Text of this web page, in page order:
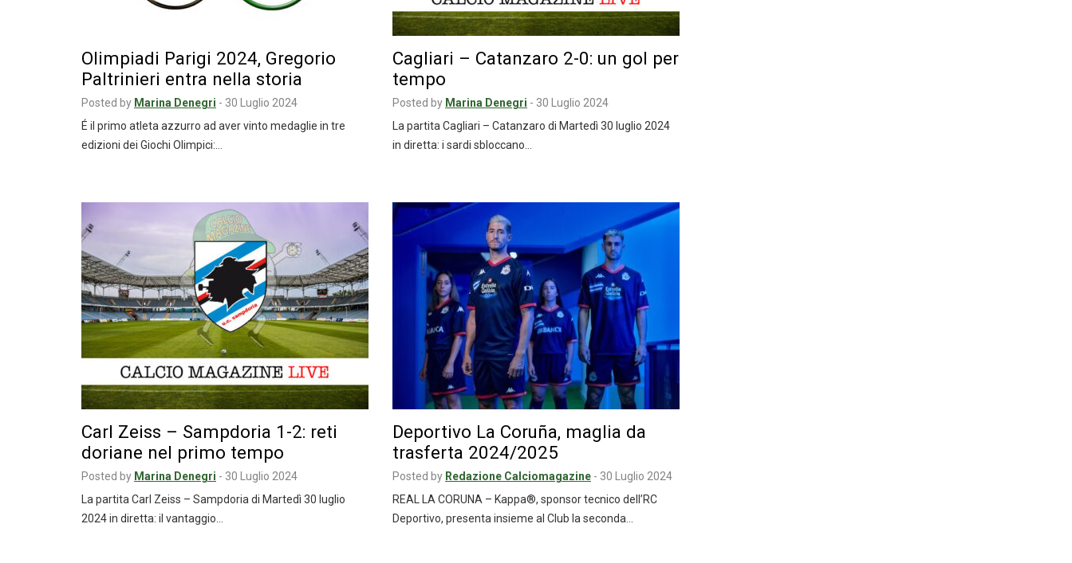
Olimpiadi Parigi 2024, Gregorio
Paltrinieri entra nella storia
Posted by Marina Denegri - 30 Luglio 2024
É il primo atleta azzurro ad aver vinto medaglie in tre
edizioni dei Giochi Olimpici:…
Cagliari – Catanzaro 2-0: un gol per
tempo
Posted by Marina Denegri - 30 Luglio 2024
La partita Cagliari – Catanzaro di Martedì 30 luglio 2024
in diretta: i sardi sbloccano…
Carl Zeiss – Sampdoria 1-2: reti
doriane nel primo tempo
Posted by Marina Denegri - 30 Luglio 2024
La partita Carl Zeiss – Sampdoria di Martedì 30 luglio
2024 in diretta: il vantaggio…
Deportivo La Coruña, maglia da
trasferta 2024/2025
Posted by Redazione Calciomagazine - 30 Luglio 2024
REAL LA CORUNA – Kappa®, sponsor tecnico dell’RC
Deportivo, presenta insieme al Club la seconda…